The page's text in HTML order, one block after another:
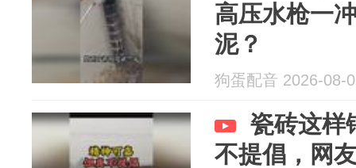
高压水枪一
泥？
狗蛋配音 2026-08-
瓷砖这样
不提倡，网